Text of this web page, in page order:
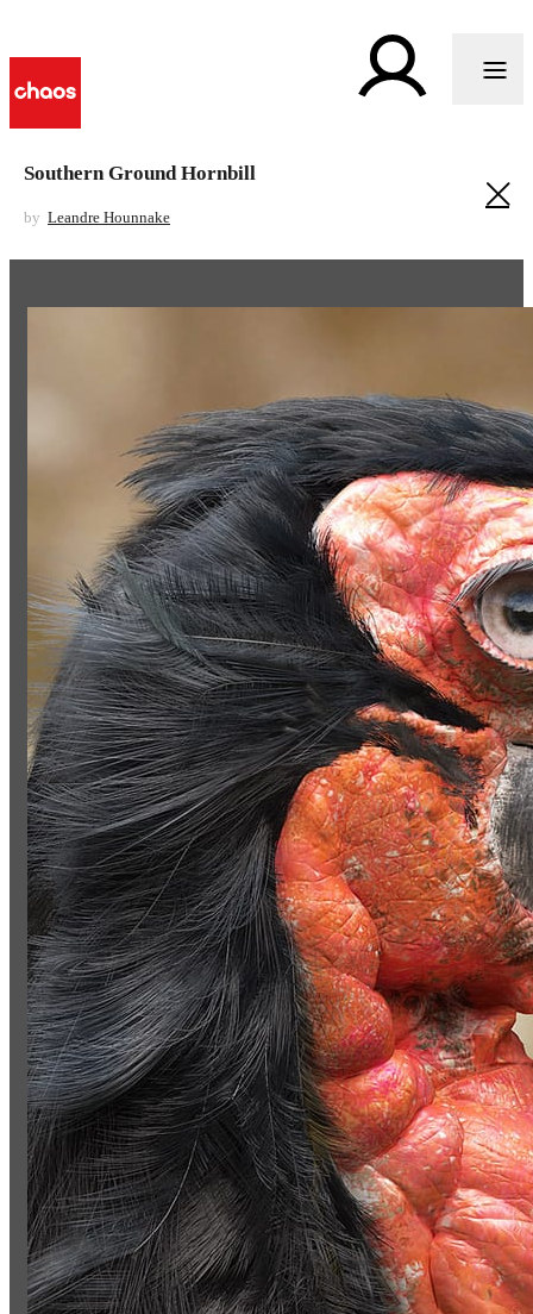
Southern Ground Hornbill
by Leandre Hounnake